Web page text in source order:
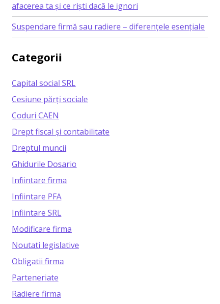
afacerea ta și ce riști dacă le ignori
Suspendare firmă sau radiere – diferențele esențiale
Categorii
Capital social SRL
Cesiune părți sociale
Coduri CAEN
Drept fiscal și contabilitate
Dreptul muncii
Ghidurile Dosario
Infiintare firma
Infiintare PFA
Infiintare SRL
Modificare firma
Noutati legislative
Obligatii firma
Parteneriate
Radiere firma